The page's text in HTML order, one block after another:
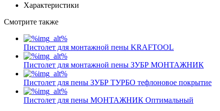
Характеристики
Смотрите также
Пистолет для монтажной пены KRAFTOOL
Пистолет для монтажной пены ЗУБР МОНТАЖНИК
Пистолет для пены ЗУБР ТУРБО тефлоновое покрытие
Пистолет для пены МОНТАЖНИК Оптимальный